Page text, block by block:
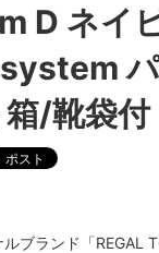
D ネイ
/靴袋付
ルブランド「REGAL